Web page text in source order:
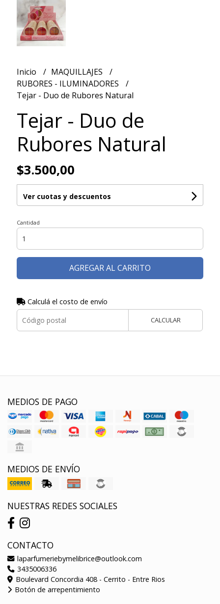
Inicio
MAQUILLAJES
RUBORES - ILUMINADORES
Tejar - Duo de Rubores Natural
Tejar - Duo de
Rubores Natural
$3.500,00
Ver cuotas y descuentos
Cantidad
AGREGAR AL CARRITO
Calculá el costo de envío
CALCULAR
MEDIOS DE PAGO
MEDIOS DE ENVÍO
NUESTRAS REDES SOCIALES
CONTACTO
laparfumeriebymelibrice@outlook.com
3435006336
Boulevard Concordia 408 - Cerrito - Entre Rios
Botón de arrepentimiento